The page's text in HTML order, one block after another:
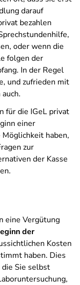
darauf
bezahlen
oder wenn die
folgen der
In der Regel
und zufrieden mit
für die IGeL privat
einer
haben,
zur
der Kasse
eine Vergütung
der
Kosten
haben. Dies
Sie selbst